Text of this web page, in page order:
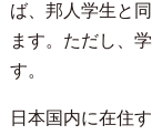
ば、邦人学生と
ます。ただし、
す。
日本国内に在住